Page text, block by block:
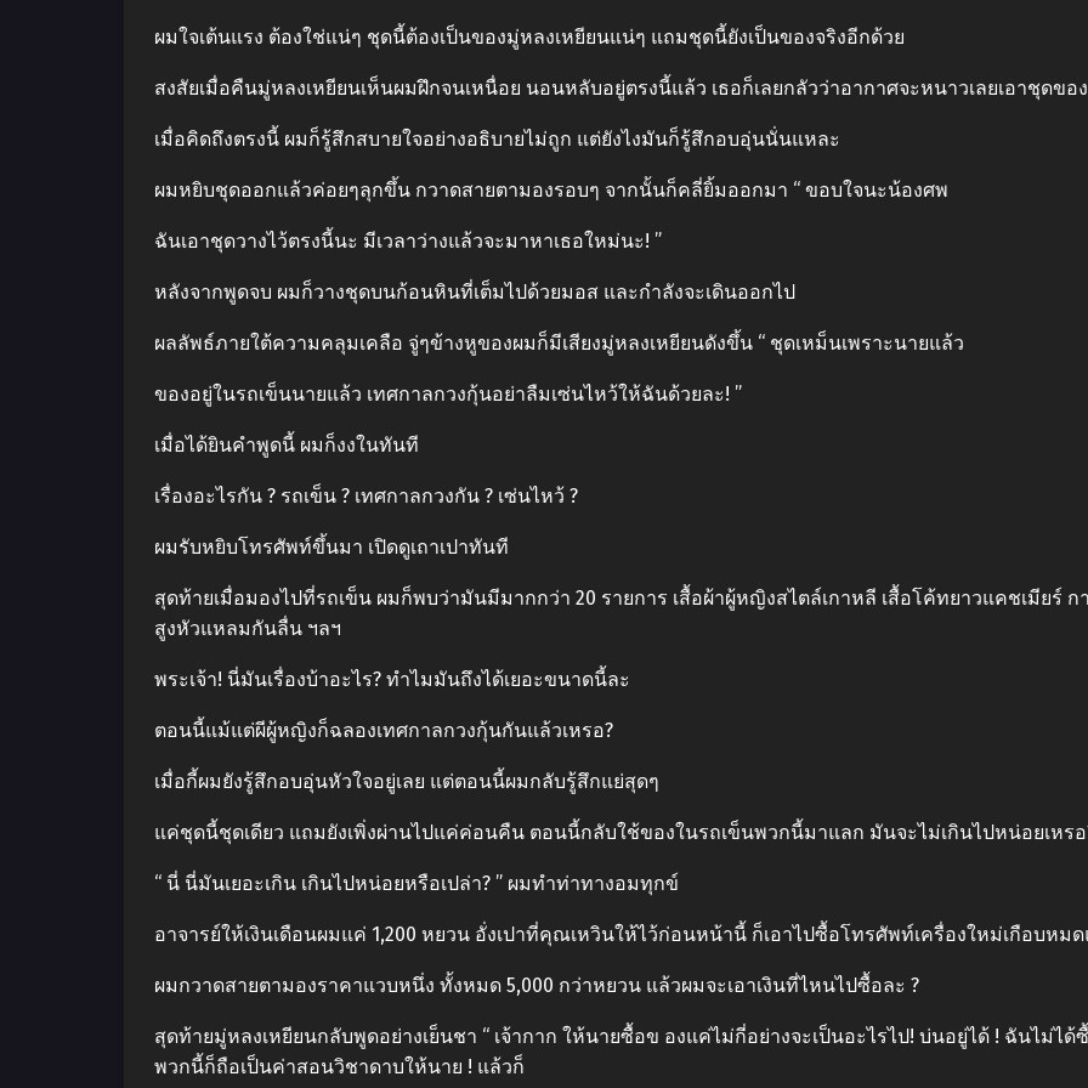
ผมใจเต้นแรง ต้องใช่แน่ๆ ชุดนี้ต้องเป็นของมู่หลงเหยียนแน่ๆ แถมชุดนี้ยังเป็นของจริงอีกด้วย
สงสัยเมื่อคืนมู่หลงเหยียนเห็นผมฝึกจนเหนื่อย นอนหลับอยู่ตรงนี้แล้ว เธอก็เลยกลัวว่าอากาศจะหนาวเลยเอาชุดขอ
เมื่อคิดถึงตรงนี้ ผมก็รู้สึกสบายใจอย่างอธิบายไม่ถูก แต่ยังไงมันก็รู้สึกอบอุ่นนั่นแหละ
ผมหยิบชุดออกแล้วค่อยๆลุกขึ้น กวาดสายตามองรอบๆ จากนั้นก็คลี่ยิ้มออกมา “ ขอบใจนะน้องศพ
ฉันเอาชุดวางไว้ตรงนี้นะ มีเวลาว่างแล้วจะมาหาเธอใหม่นะ! ”
หลังจากพูดจบ ผมก็วางชุดบนก้อนหินที่เต็มไปด้วยมอส และกําลังจะเดินออกไป
ผลลัพธ์ภายใต้ความคลุมเคลือ จู่ๆข้างหูของผมก็มีเสียงมู่หลงเหยียนดังขึ้น “ ชุดเหม็นเพราะนายแล้ว
ของอยู่ในรถเข็นนายแล้ว เทศกาลกวงกุ้นอย่าลืมเซ่นไหว้ให้ฉันด้วยละ! ”
เมื่อได้ยินคําพูดนี้ ผมก็งงในทันที
เรื่องอะไรกัน ? รถเข็น ? เทศกาลกวงกัน ? เซ่นไหว้ ?
ผมรับหยิบโทรศัพท์ขึ้นมา เปิดดูเถาเปาทันที
สุดท้ายเมื่อมองไปที่รถเข็น ผมก็พบว่ามันมีมากกว่า 20 รายการ เสื้อผ้าผู้หญิงสไตล์เกาหลี เสื้อโค้ทยาวแคชเมียร์ ก
สูงหัวแหลมกันลื่น ฯลฯ
พระเจ้า! นี่มันเรื่องบ้าอะไร? ทําไมมันถึงได้เยอะขนาดนี้ละ
ตอนนี้แม้แต่ผีผู้หญิงก็ฉลองเทศกาลกวงกุ้นกันแล้วเหรอ?
เมื่อกี้ผมยังรู้สึกอบอุ่นหัวใจอยู่เลย แต่ตอนนี้ผมกลับรู้สึกแย่สุดๆ
แค่ชุดนี้ชุดเดียว แถมยังเพิ่งผ่านไปแค่ค่อนคืน ตอนนี้กลับใช้ของในรถเข็นพวกนี้มาแลก มันจะไม่เกินไปหน่อยเหรอ
“ นี่ นี่มันเยอะเกิน เกินไปหน่อยหรือเปล่า? ” ผมทําท่าทางอมทุกข์
อาจารย์ให้เงินเดือนผมแค่ 1,200 หยวน อั่งเปาที่คุณเหวินให้ไว้ก่อนหน้านี้ ก็เอาไปซื้อโทรศัพท์เครื่องใหม่เกือบหม
ผมกวาดสายตามองราคาแวบหนึ่ง ทั้งหมด 5,000 กว่าหยวน แล้วผมจะเอาเงินที่ไหนไปซื้อละ ?
สุดท้ายมู่หลงเหยียนกลับพูดอย่างเย็นชา “ เจ้ากาก ให้นายซื้อข องแค่ไม่กี่อย่างจะเป็นอะไรไป! บ่นอยู่ได้ ! ฉันไม่ไ
พวกนี้ก็ถือเป็นค่าสอนวิชาดาบให้นาย ! แล้วก็